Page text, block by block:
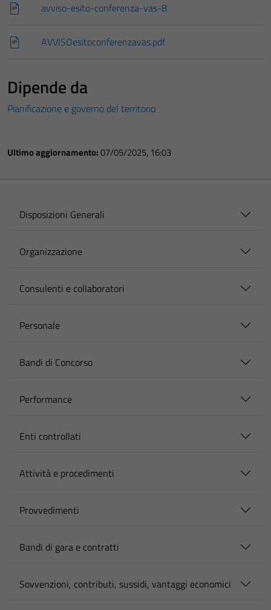
avviso-esito-conferenza-vas-8
AVVISOesitoconferenzavas.pdf
Dipende da
Pianificazione e governo del territorio
Ultimo aggiornamento:07/05/2025, 16:03
Disposizioni Generali
Organizzazione
Consulenti e collaboratori
Personale
Bandi di Concorso
Performance
Enti controllati
Attività e procedimenti
Provvedimenti
Bandi di gara e contratti
Sovvenzioni, contributi, sussidi, vantaggi economici